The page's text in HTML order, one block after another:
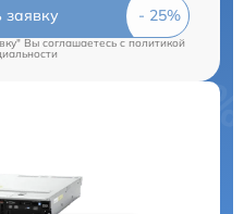
заявку
Вы соглашаетесь c политикой